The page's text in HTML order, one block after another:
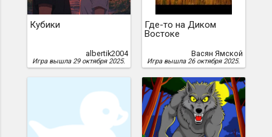
Кубики
albertik2004
Игра вышла 29 октября 2025.
Где-то на Диком
Востоке
Васян Ямской
Игра вышла 26 октября 2025.